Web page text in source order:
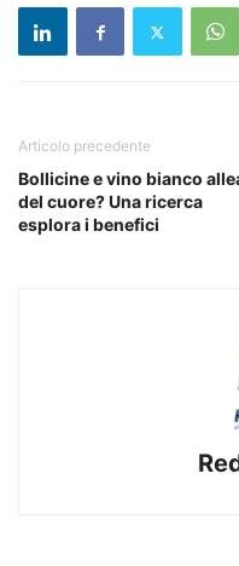
Articolo precedente
Bollicine e vino bianco
del cuore? Una ricerca
esplora i benefici